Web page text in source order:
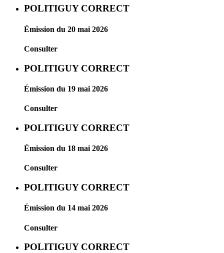
POLITIGUY CORRECT
Émission du 20 mai 2026
Consulter
POLITIGUY CORRECT
Émission du 19 mai 2026
Consulter
POLITIGUY CORRECT
Émission du 18 mai 2026
Consulter
POLITIGUY CORRECT
Émission du 14 mai 2026
Consulter
POLITIGUY CORRECT